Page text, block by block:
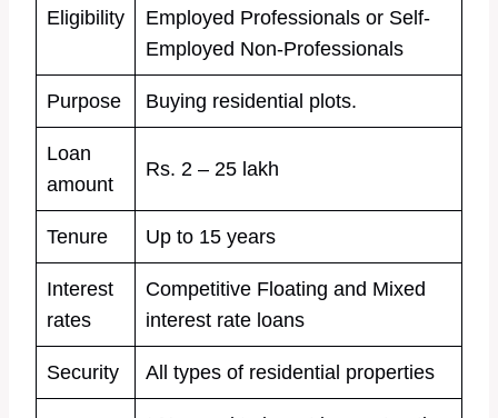
Eligibility
Employed Professionals or Self-
Employed Non-Professionals
Purpose Buying residential plots.
Loan
amount
Rs. 2 – 25 lakh
Tenure Up to 15 years
Interest
rates
Competitive Floating and Mixed
interest rate loans
Security All types of residential properties